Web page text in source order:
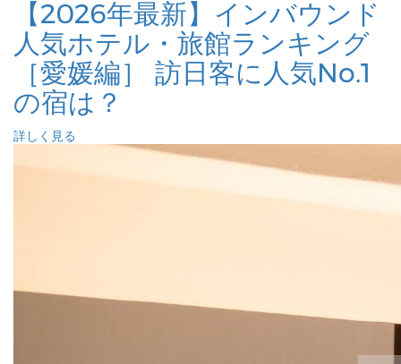
【2026年最新】インバウンド
人気ホテル・旅館ランキング
［愛媛編］ 訪日客に人気No.1
の宿は？
詳しく見る